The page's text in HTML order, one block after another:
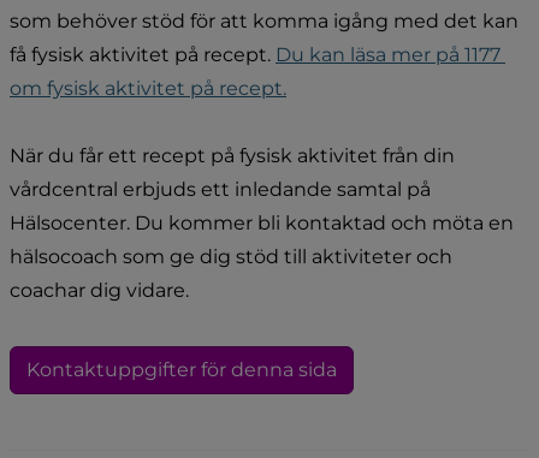
som behöver stöd för att komma igång med det kan
få fysisk aktivitet på recept. Du kan läsa mer på 1177
om fysisk aktivitet på recept.
När du får ett recept på fysisk aktivitet från din
vårdcentral erbjuds ett inledande samtal på
Hälsocenter. Du kommer bli kontaktad och möta en
hälsocoach som ge dig stöd till aktiviteter och
coachar dig vidare.
Kontaktuppgifter för denna sida